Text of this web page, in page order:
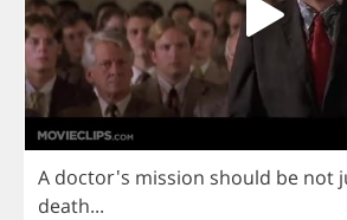
A doctor's mission should be not
death...